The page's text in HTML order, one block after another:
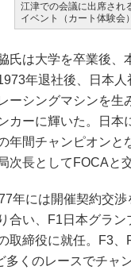
江津での会議に出席され
イベント（カート体験会
氏は大学を卒業後、
年退社後、日本
ーシングマシンを
カーに輝いた。日本
年間チャンピオンと
次長としてFOCAと交
年には開催契約交渉
合い、F1日本グラ
取締役に就任。F3
多くのレースでチャ